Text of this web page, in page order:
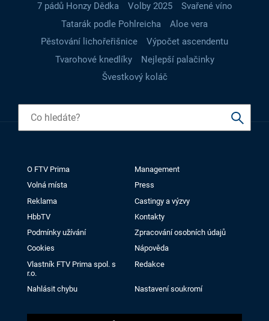
7 pádů Honzy Dědka
Volby 2025
Svařené víno
Tatarák podle Pohlreicha
Aloe vera
Pěstování lichořeřišnice
Výpočet ascendentu
Tvarohové knedlíky
Nejlepší palačinky
Švestkový koláč
O FTV Prima
Management
Volná místa
Press
Reklama
Castingy a výzvy
HbbTV
Kontakty
Podmínky užívání
Zpracování osobních údajů
Cookies
Nápověda
Vlastník FTV Prima spol. s
r.o.
Redakce
Nahlásit chybu Nastavení soukromí